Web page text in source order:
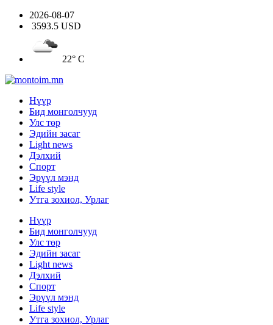
2026-08-07
3593.5 USD
22° C
Нүүр
Бид монголчууд
Улс төр
Эдийн засаг
Light news
Дэлхий
Спорт
Эрүүл мэнд
Life style
Утга зохиол, Урлаг
Нүүр
Бид монголчууд
Улс төр
Эдийн засаг
Light news
Дэлхий
Спорт
Эрүүл мэнд
Life style
Утга зохиол, Урлаг